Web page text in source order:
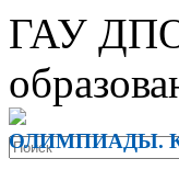
ГАУ ДПО
ОЛИМПИАДЫ.